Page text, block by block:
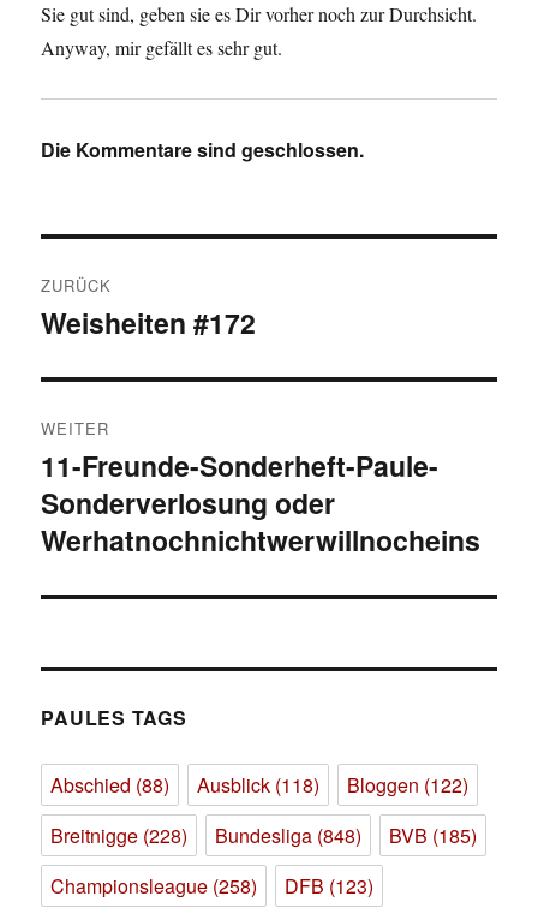
Sie gut sind, geben sie es Dir vorher noch zur Durchsicht.
Anyway, mir gefällt es sehr gut.
Die Kommentare sind geschlossen.
ZURÜCK
Vorheriger
Weisheiten #172
WEITER
Nächster
Beitrag:
11-Freunde-Sonderheft-Paule-
Sonderverlosung oder
Werhatnochnichtwerwillnocheins
PAULES TAGS
Abschied (88) Ausblick (118) Bloggen (122)
Breitnigge (228) Bundesliga (848) BVB (185)
Championsleague (258) DFB (123)